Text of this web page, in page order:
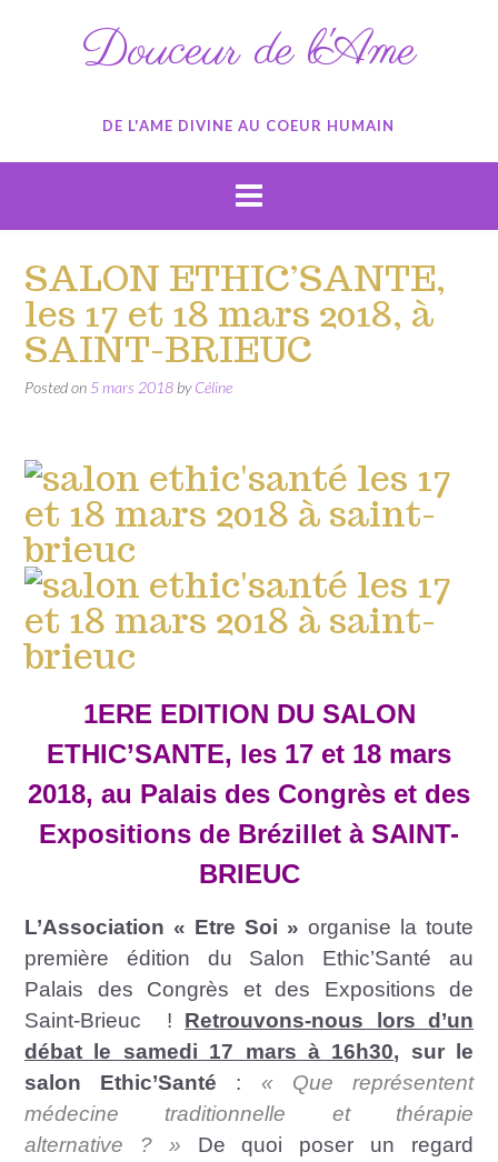
Douceur de l'Ame
DE L'AME DIVINE AU COEUR HUMAIN
SALON ETHIC’SANTE,
les 17 et 18 mars 2018, à
SAINT-BRIEUC
Posted on 5 mars 2018 byCéline
1ERE EDITION DU SALON
ETHIC’SANTE, les 17 et 18 mars
2018, au Palais des Congrès et des
Expositions de Brézillet à SAINT-
BRIEUC
L’Association « Etre Soi » organise la toute
première édition du Salon Ethic’Santé au
Palais des Congrès et des Expositions de
Saint-Brieuc !
Retrouvons-nous lors d’un
débat le samedi 17 mars à 16h30, sur le
salon Ethic’Santé : « Que représentent
médecine traditionnelle et thérapie
alternative ? » De quoi poser un regard